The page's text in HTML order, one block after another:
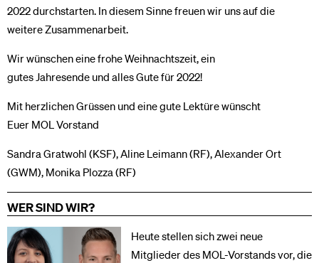
2022 durchstarten. In diesem Sinne freuen wir uns auf die
weitere Zusammenarbeit.
Wir wünschen eine frohe Weihnachtszeit, ein
gutes Jahresende und alles Gute für 2022!
Mit herzlichen Grüssen und eine gute Lektüre wünscht
Euer MOL Vorstand
Sandra Gratwohl (KSF), Aline Leimann (RF), Alexander Ort
(GWM), Monika Plozza (RF)
WER SIND WIR?
Heute stellen sich zwei neue
Mitglieder des MOL-Vorstands vor, die